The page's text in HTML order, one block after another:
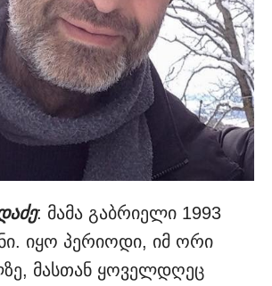
: მამა გაბრიელი 1993
იყო პერიოდი, იმ ორი
მასთან ყოველდღეც